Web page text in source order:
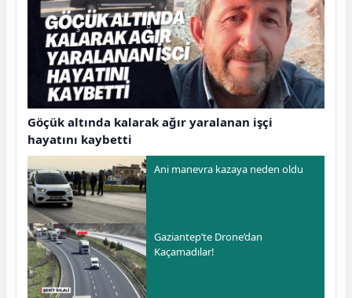
Göçük altında kalarak ağır yaralanan işçi
hayatını kaybetti
Ani manevra kazaya neden oldu
Gaziantep’te Drone’dan
Kaçamadılar!